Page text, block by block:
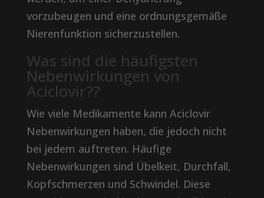
vorzubeugen und eine ordnungsgemäße
Nierenfunktion sicherzustellen.
Was sind die häufigsten
Nebenwirkungen von
Aciclovir??
Wie viele Medikamente kann Aciclovir
Nebenwirkungen haben, die jedoch nicht
bei jedem auftreten. Häufige
Nebenwirkungen sind Übelkeit, Durchfall,
Kopfschmerzen und Schwindel. Diese